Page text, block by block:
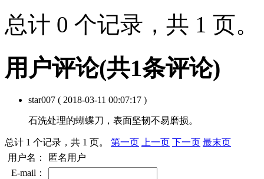
总计 0 个记录，共 1 页。
用户评论(共1条评论)
star007 ( 2018-03-11 00:07:17 )
石洗处理的蝴蝶刀，表面坚韧不易磨损。
总计 1 个记录，共 1 页。 第一页 上一页 下一页 最末页
用户名：
匿名用户
E-mail：